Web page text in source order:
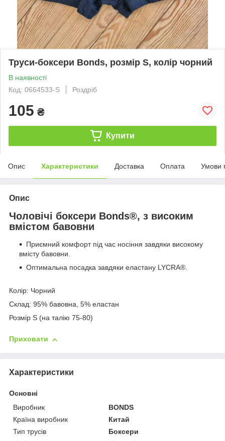
Труси-боксери Bonds, розмір S, колір чорний
В наявності
Код: 0664533-S
Роздріб
105 ₴
Купити
Опис Характеристики Доставка Оплата Умови
Опис
Чоловічі боксери Bonds®, з високим
вмістом бавовни
Приємний комфорт під час носіння завдяки високому
вмісту бавовни.
Оптимальна посадка завдяки еластану LYCRA®.
Колір: Чорний
Склад: 95% бавовна, 5% еластан
Розмір S (на талію 75-80)
Приховати
Характеристики
Основні
Виробник
BONDS
Країна виробник
Китай
Тип трусів
Боксери